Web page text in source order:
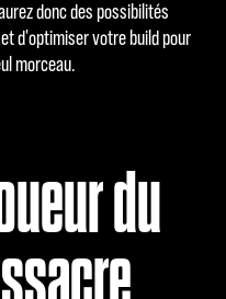
donc des possibilités
d'optimiser votre build pour
morceau.
du